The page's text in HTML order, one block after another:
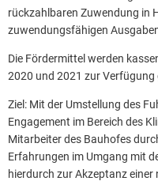
rückzahlbaren Zuwendung in
zuwendungsfähigen
Die Fördermittel werden
2020 und 2021 zur Verfügung
Ziel: Mit der Umstellung des
Engagement im Bereich des
Mitarbeiter des Bauhofes
Erfahrungen im Umgang mit
hierdurch zur Akzeptanz